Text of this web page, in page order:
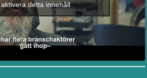
aktivera detta innehåll